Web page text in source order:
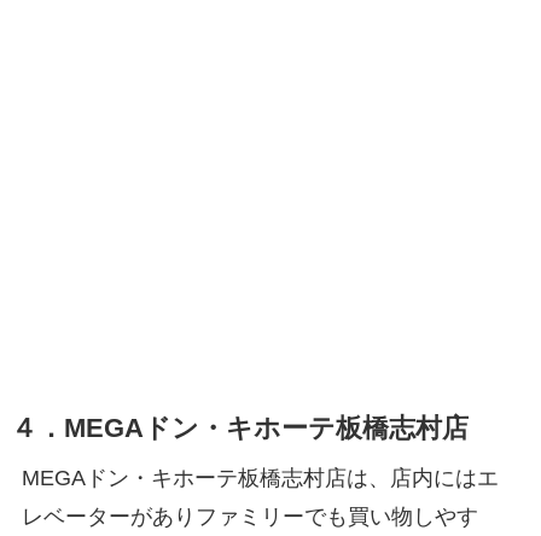
４．MEGAドン・キホーテ板橋志村店
MEGAドン・キホーテ板橋志村店は、店内にはエ
レベーターがありファミリーでも買い物しやす